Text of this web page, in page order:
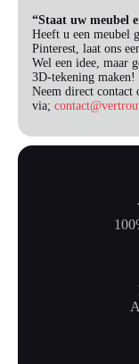
“Staat uw meubel
Heeft u een meubel
Pinterest, laat ons
Wel een idee, maar
3D-tekening maken!
Neem direct contact
via;